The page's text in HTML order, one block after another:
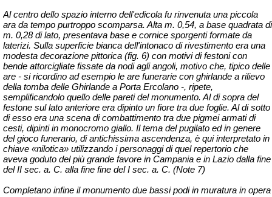
Al centro dello spazio interno dell'edicola fu rinvenuta una piccola
ara da tempo purtroppo scomparsa. Alta m. 0,54, a base quadrata di
m. 0,28 di lato, presentava base e cornice sporgenti formate da
laterizi. Sulla superficie bianca dell'intonaco di rivestimento era una
modesta decorazione pittorica (fig. 6) con motivi di festoni con
bende attorcigliate fissate da nodi agli angoli, motivo che, tipico delle
are - si ricordino ad esempio le are funerarie con ghirlande a rilievo
della tomba delle Ghirlande a Porta Ercolano -, ripete,
semplificandolo quello delle pareti del monumento. Al di sopra del
festone sul lato anteriore era dipinto un fiore tra due foglie. Al di sotto
di esso era una scena di combattimento tra due pigmei armati di
cesti, dipinti in monocromo giallo. Il tema del pugilato ed in genere
del gioco funerario, di antichissima ascendenza, è qui interpretato in
chiave «nilotica» utilizzando i personaggi di quel repertorio che
aveva goduto del più grande favore in Campania e in Lazio dalla fine
del II sec. a. C. alla fine fine del I sec. a. C. (Note 7)
Completano infine il monumento due bassi podi in muratura in opera